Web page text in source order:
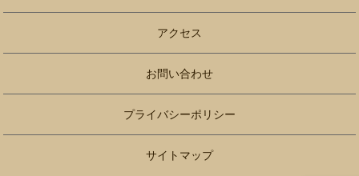
アクセス
お問い合わせ
プライバシーポリシー
サイトマップ